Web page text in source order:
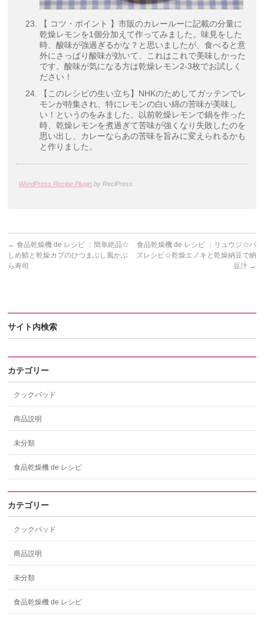
【 コツ・ポイント 】市販のカレールーに記載の分量に
乾燥レモンを1個分加えて作ってみました。味見をした
時、酸味が強過ぎるかな？と思いましたが、食べると意
外にさっぱり酸味が効いて、これはこれで美味しかった
です。酸味が気になる方は乾燥レモン2-3枚でお試しく
ださい！
【このレシピの生い立ち】NHKのためしてガッテンでレ
モンが特集され、特にレモンの白い綿の苦味が美味し
い！というのをみました。以前乾燥レモンで鍋を作った
時、乾燥レモンを煮過ぎて苦味が強くなり失敗したのを
思い出し、カレーならあの苦味を旨みに変えられるかも
と作りました。
WordPress Recipe Plugin by ReciPress
← 食品乾燥機 de レシピ ：簡単絶品☆
しめ鯖と乾燥カブのひつまぶし風かぶ
ら寿司
食品乾燥機 de レシピ ：リュウジ☆バ
ズレシピ☆乾燥エノキと乾燥納豆で納
豆汁 →
サイト内検索
カテゴリー
クックパッド
商品説明
未分類
食品乾燥機 de レシピ
カテゴリー
クックパッド
商品説明
未分類
食品乾燥機 de レシピ